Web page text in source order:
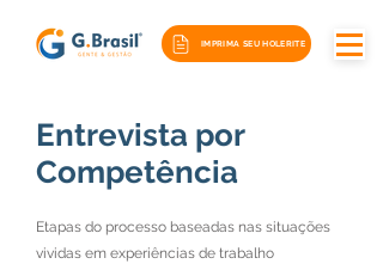
IMPRIMA SEU HOLERITE
Entrevista por
Competência
Etapas do processo baseadas nas situações
vividas em experiências de trabalho